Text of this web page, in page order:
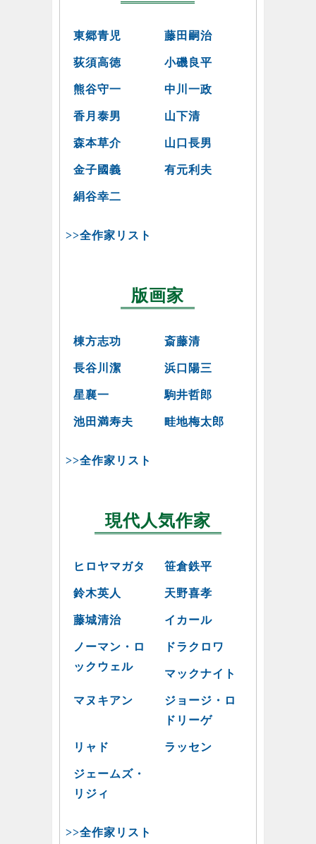
東郷青児 藤田嗣治
荻須高徳 小磯良平
熊谷守一 中川一政
香月泰男 山下清
森本草介 山口長男
金子國義 有元利夫
絹谷幸二
>>全作家リスト
版画家
棟方志功 斎藤清
長谷川潔 浜口陽三
星襄一 駒井哲郎
池田満寿夫 畦地梅太郎
>>全作家リスト
現代人気作家
ヒロヤマガタ 笹倉鉄平
鈴木英人 天野喜孝
藤城清治 イカール
ノーマン・ロ
ックウェル
ドラクロワ
マックナイト
マヌキアン
ジョージ・ロ
ドリーゲ
リャド ラッセン
ジェームズ・
リジィ
>>全作家リスト